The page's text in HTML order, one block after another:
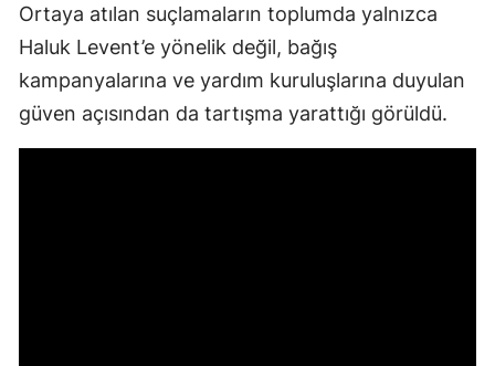
Ortaya atılan suçlamaların toplumda yalnızca
Haluk Levent’e yönelik değil, bağış
kampanyalarına ve yardım kuruluşlarına duyulan
güven açısından da tartışma yarattığı görüldü.